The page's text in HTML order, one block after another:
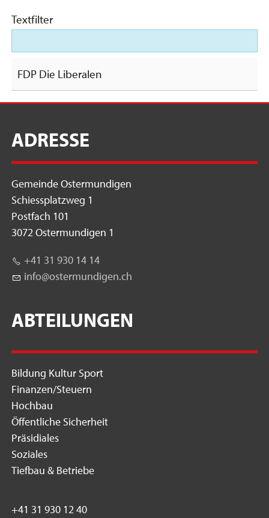
Textfilter
FDP Die Liberalen
ADRESSE
Gemeinde Ostermundigen
Schiessplatzweg 1
Postfach 101
3072 Ostermundigen 1
+41 31 930 14 14
nf
st rm nd g n ch
ABTEILUNGEN
Bildung Kultur Sport
Finanzen/Steuern
Hochbau
Öffentliche Sicherheit
Präsidiales
Soziales
Tiefbau & Betriebe
+41 31 930 12 40